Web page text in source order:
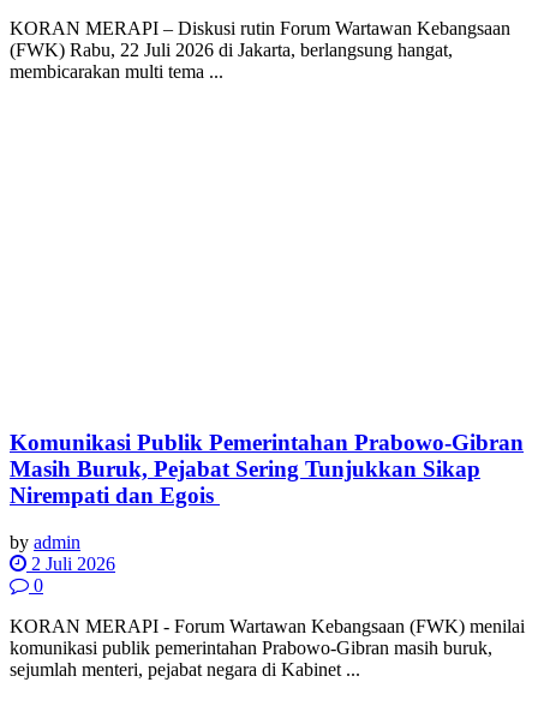
KORAN MERAPI – Diskusi rutin Forum Wartawan Kebangsaan
(FWK) Rabu, 22 Juli 2026 di Jakarta, berlangsung hangat,
membicarakan multi tema ...
Komunikasi Publik Pemerintahan Prabowo-Gibran
Masih Buruk, Pejabat Sering Tunjukkan Sikap
Nirempati dan Egois
by admin
2 Juli 2026
0
KORAN MERAPI - Forum Wartawan Kebangsaan (FWK) menilai
komunikasi publik pemerintahan Prabowo-Gibran masih buruk,
sejumlah menteri, pejabat negara di Kabinet ...